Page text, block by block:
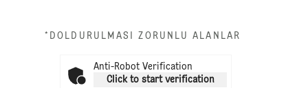
*DOLDURULMASI ZORUNLU ALANLAR
Anti-Robot Verification
Click to start verification